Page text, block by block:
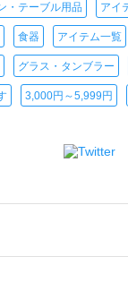
・テーブル用品 アイ
食器 アイテム一覧
グラス・タンブラー
3,000円～5,999円